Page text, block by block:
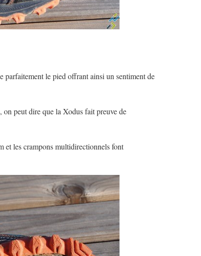
parfaitement le pied offrant ainsi un sentiment de
on peut dire que la Xodus fait preuve de
et les crampons multidirectionnels font